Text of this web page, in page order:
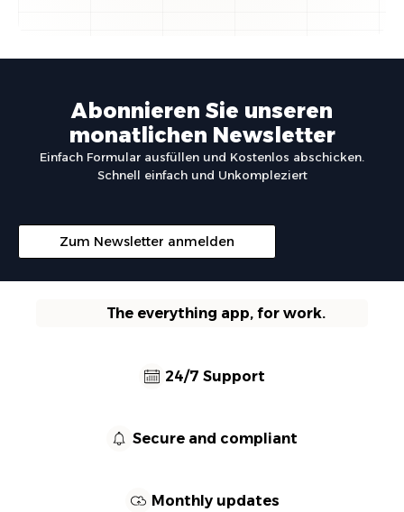
Abonnieren Sie unseren
monatlichen Newsletter
Einfach Formular ausfüllen und Kostenlos abschicken.
Schnell einfach und Unkompleziert
Zum Newsletter anmelden
The everything app, for work.
24/7 Support
Secure and compliant
Monthly updates